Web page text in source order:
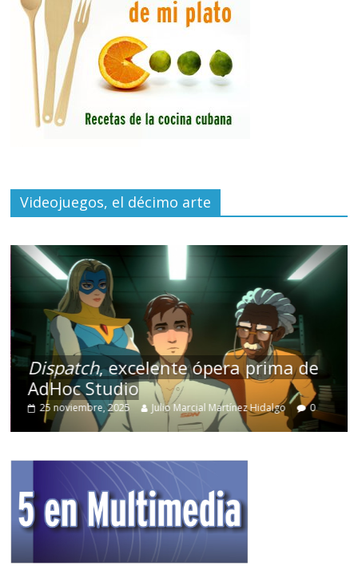
Videojuegos, el décimo arte
Dispatch, excelente ópera prima de
AdHoc Studio
25 noviembre, 2025 Julio Marcial Martínez Hidalgo 0